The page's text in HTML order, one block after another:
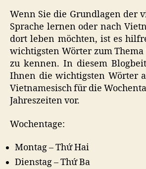
Wenn Sie die Grundlagen der
Sprache lernen oder nach
dort leben möchten, ist es
wichtigsten Wörter zum Thema
zu kennen. In diesem
Ihnen die wichtigsten Wörter
Vietnamesisch für die
Jahreszeiten vor.
Wochentage:
Montag – Thứ Hai
Dienstag – Thứ Ba